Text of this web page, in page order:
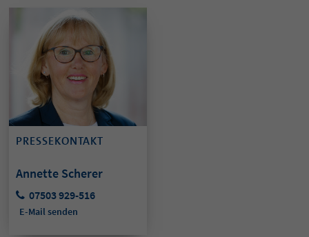
PRESSEKONTAKT
Annette Scherer
07503 929-516
E-Mail senden